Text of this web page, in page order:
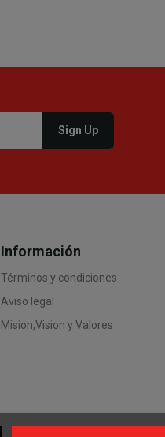
Información
Términos y condiciones
Aviso legal
Mision,Vision y Valores